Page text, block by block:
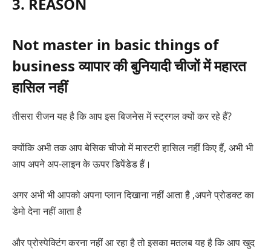
Not master in basic things of
business व्यापार की बुनियादी चीजों में महारत
हासिल नहीं
तीसरा रीजन यह है कि आप इस बिजनेस में स्ट्रगल क्यों कर रहे हैं?
क्योंकि अभी तक आप बेसिक चीजो में मास्टरी हासिल नहीं किए हैं, अभी भी
आप अपने अप-लाइन के ऊपर डिपेंडेड हैं।
अगर अभी भी आपको अपना प्लान दिखाना नहीं आता है ,अपने प्रोडक्ट का
डेमो देना नहीं आता है
और प्रोस्पेक्टिंग करना नहीं आ रहा है तो इसका मतलब यह है कि आप खुद